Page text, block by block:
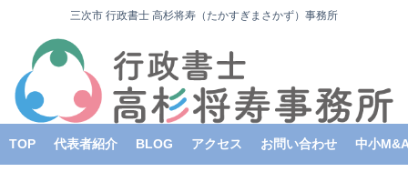
三次市 行政書士 高杉将寿（たかすぎまさかず）事務所
TOP 代表者紹介 BLOG アクセス お問い合わせ 中小